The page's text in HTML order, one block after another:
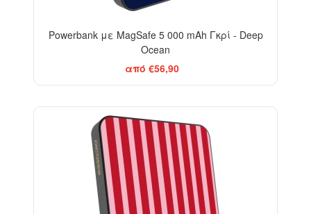
Powerbank με MagSafe 5 000 mAh Γκρί - Deep
Ocean
από €56,90